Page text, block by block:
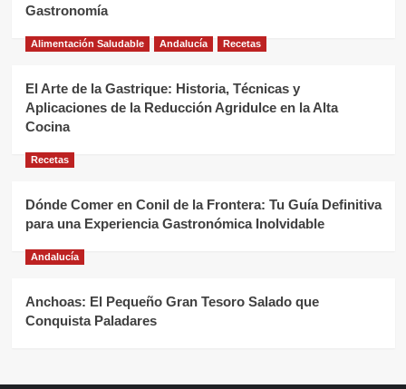
Gastronomía
Alimentación Saludable Andalucía Recetas
El Arte de la Gastrique: Historia, Técnicas y
Aplicaciones de la Reducción Agridulce en la Alta
Cocina
Recetas
Dónde Comer en Conil de la Frontera: Tu Guía Definitiva
para una Experiencia Gastronómica Inolvidable
Andalucía
Anchoas: El Pequeño Gran Tesoro Salado que
Conquista Paladares